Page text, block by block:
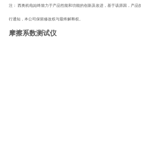
注： 西奥机电始终致力于产品性能和功能的创新及改进，基于该原因，产品
行通知，本公司保留修改权与最终解释权。
摩擦系数测试仪